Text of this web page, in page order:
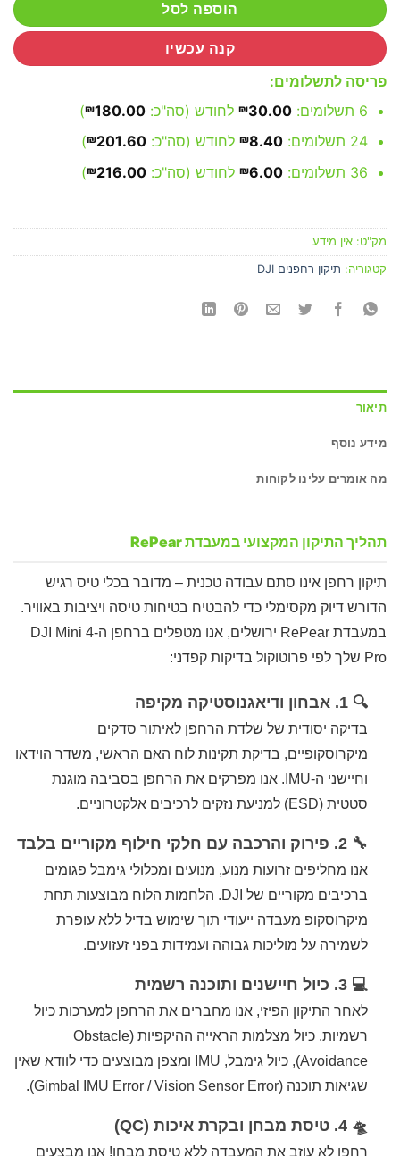
הוספה לסל
קנה עכשיו
פריסה לתשלומים:
6 תשלומים:
₪30.00 לחודש (סה"כ: ₪180.00
)
24 תשלומים:
₪8.40 לחודש (סה"כ: ₪201.60
)
36 תשלומים:
₪6.00 לחודש (סה"כ: ₪216.00
)
מק"ט: אין מידע
קטגוריה: תיקון רחפנים DJI
תיאור
מידע נוסף
מה אומרים עלינו לקוחות
תהליך התיקון המקצועי במעבדת RePear
תיקון רחפן אינו סתם עבודה טכנית – מדובר בכלי טיס רגיש
הדורש דיוק מקסימלי כדי להבטיח בטיחות טיסה ויציבות באוויר.
במעבדת RePear ירושלים, אנו מטפלים ברחפן ה-DJI Mini 4
Pro שלך לפי פרוטוקול בדיקות קפדני:
🔍 1. אבחון ודיאגנוסטיקה מקיפה
בדיקה יסודית של שלדת הרחפן לאיתור סדקים
מיקרוסקופיים, בדיקת תקינות לוח האם הראשי, משדר הוידאו
וחיישני ה-IMU. אנו מפרקים את הרחפן בסביבה מוגנת
סטטית (ESD) למניעת נזקים לרכיבים אלקטרוניים.
🔧 2. פירוק והרכבה עם חלקי חילוף מקוריים בלבד
אנו מחליפים זרועות מנוע, מנועים ומכלולי גימבל פגומים
ברכיבים מקוריים של DJI. הלחמות הלוח מבוצעות תחת
מיקרוסקופ מעבדה ייעודי תוך שימוש בדיל ללא עופרת
לשמירה על מוליכות גבוהה ועמידות בפני זעזועים.
💻 3. כיול חיישנים ותוכנה רשמית
לאחר התיקון הפיזי, אנו מחברים את הרחפן למערכות כיול
רשמיות. כיול מצלמות הראייה ההיקפיות (Obstacle
Avoidance), כיול גימבל, IMU ומצפן מבוצעים כדי לוודא שאין
שגיאות תוכנה (Gimbal IMU Error / Vision Sensor Error).
🛸 4. טיסת מבחן ובקרת איכות (QC)
רחפן לא עוזב את המעבדה ללא טיסת מבחן! אנו מבצעים